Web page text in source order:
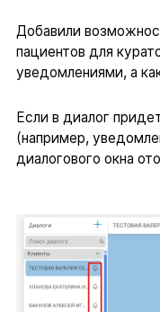
Добавили
пациентов для
уведомлениями, а
Если в диалог
(например,
диалогового окна